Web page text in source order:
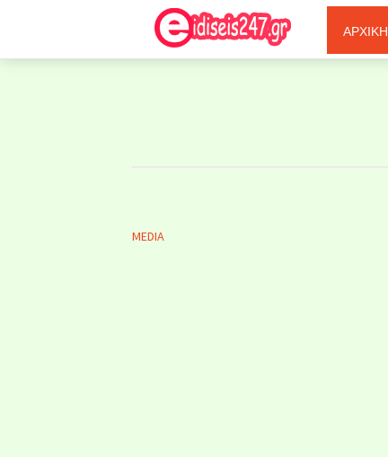
Ξερόλας ΑΡΧΙΚΗ
MEDIA